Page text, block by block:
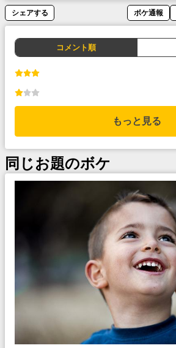
シェアする ボケ通報
コメント順
もっと見る
同じお題のボケ